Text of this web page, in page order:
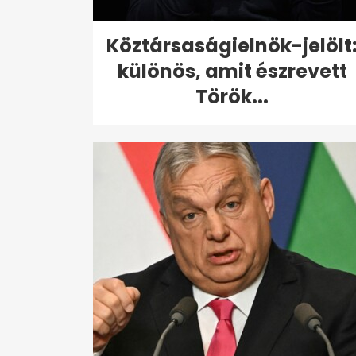
Köztársaságielnök-jelölt:
különös, amit észrevett
Török...